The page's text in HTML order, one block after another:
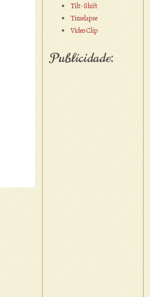
Tilt-Shift
Timelapse
Vídeo Clip
Publicidade: